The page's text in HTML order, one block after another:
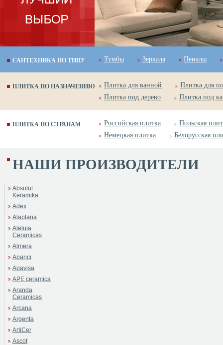
САНТЕХНИКА ПО ТИПУ Тумбы Зеркала Пеналы
ПЛИТКА ПО НАЗНАЧЕНИЮ Плитка для ванной
Плитка для
Плитка под дерево
Плитка под
ПЛИТКА ПО СТРАНАМ Российская плитка
Польская
Немецкая плитка
Белорусская
НАШИ ПРОИЗВОДИТЕЛИ
Absolut
Keramika
Adex
Alaplana
Aleluia
Ceramicas
Almera
Aparici
Apavisa
APE ceramica
Aranda
Ceramicas
Arcana
Argenta
ArtiCer
Ascot